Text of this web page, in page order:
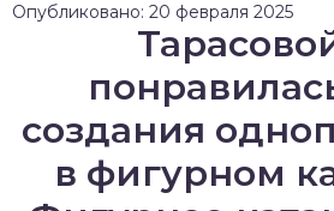
Опубликовано: 20 февраля 2025
создания
в фигурном